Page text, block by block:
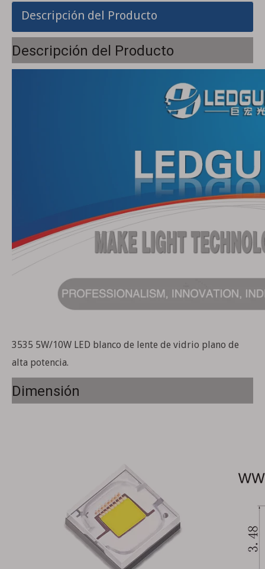
Nueva cuenta de lámpara de temperatura de dos colores 3535, cuenta de lámpara LED blanca cálida de alta luz, cuenta de lámpara LED de temperatura de dos colores de cuatro núcleos 3535
Descripción del Producto
Descripción del Producto
3535 5W/10W LED blanco de lente de vidrio plano de
alta potencia.
Dimensión